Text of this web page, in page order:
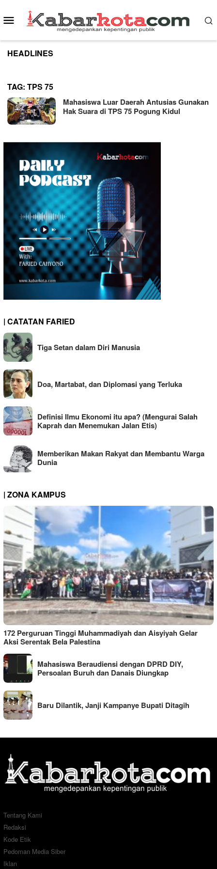
to
content
Mobile
Menu
HEADLINES
TAG: TPS 75
Mahasiswa Luar Daerah Antusias Gunakan
Hak Suara di TPS 75 Pogung Kidul
| CATATAN FARIED
Tiga Setan dalam Diri Manusia
Doa, Martabat, dan Diplomasi yang Terluka
Definisi Ilmu Ekonomi itu apa? (Mengurai Salah
Kaprah dan Menemukan Jalan Etis)
Memberikan Makan Rakyat dan Membantu Warga
Dunia
| ZONA KAMPUS
172 Perguruan Tinggi Muhammadiyah dan Aisyiyah Gelar
Aksi Serentak Bela Palestina
Mahasiswa Beraudiensi dengan DPRD DIY,
Persoalan Buruh dan Danais Diungkap
Baru Dilantik, Janji Kampanye Bupati Ditagih
Tentang Kami
Redaksi
Kode Etik
Pedoman Media Siber
Iklan